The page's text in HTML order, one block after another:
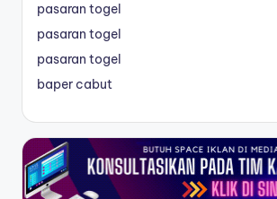
pasaran togel
pasaran togel
pasaran togel
baper cabut